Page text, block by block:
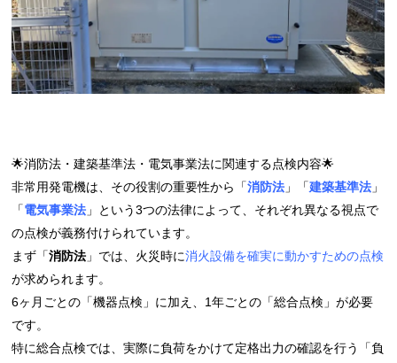
🌟消防法・建築基準法・電気事業法に関連する点検内容🌟
非常用発電機は、その役割の重要性から「消防法 」「建築基準法 」
「電気事業法 」という3つの法律によって、それぞれ異なる視点で
の点検が義務付けられています。
まず「消防法 」では、火災時に消火設備を確実に動かすための点検
が求められます。
6ヶ月ごとの「機器点検」に加え、1年ごとの「総合点検」が必要
です。
特に総合点検では、実際に負荷をかけて定格出力の確認を行う「負